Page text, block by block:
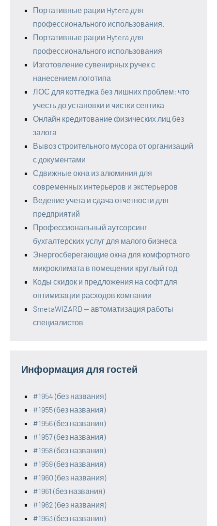
Портативные рации Hytera для
профессионального использования.
Портативные рации Hytera для
профессионального использования
Изготовление сувенирных ручек с
нанесением логотипа
ЛОС для коттеджа без лишних проблем: что
учесть до установки и чистки септика
Онлайн кредитование физических лиц без
залога
Вывоз строительного мусора от организаций
с документами
Сдвижные окна из алюминия для
современных интерьеров и экстерьеров
Ведение учета и сдача отчетности для
предприятий
Профессиональный аутсорсинг
бухгалтерских услуг для малого бизнеса
Энергосберегающие окна для комфортного
микроклимата в помещении круглый год
Коды скидок и предложения на софт для
оптимизации расходов компании
SmetaWIZARD — автоматизация работы
специалистов
Информация для гостей
#1954 (без названия)
#1955 (без названия)
#1956 (без названия)
#1957 (без названия)
#1958 (без названия)
#1959 (без названия)
#1960 (без названия)
#1961 (без названия)
#1962 (без названия)
#1963 (без названия)